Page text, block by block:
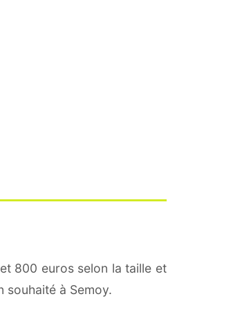
800 euros selon la taille et
à Semoy.